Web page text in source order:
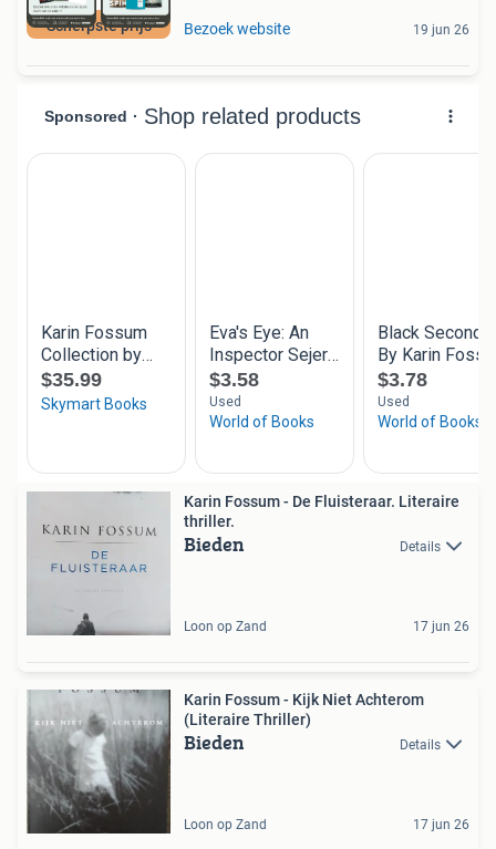
Scherpste prijs Bezoek website 19 jun 26
Karin Fossum - De Fluisteraar. Literaire
thriller.
Bieden Details
Loon op Zand 17 jun 26
Karin Fossum - Kijk Niet Achterom
(Literaire Thriller)
Bieden Details
Loon op Zand 17 jun 26